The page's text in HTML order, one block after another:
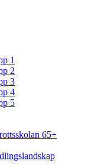
1
2
3
4
5
65+